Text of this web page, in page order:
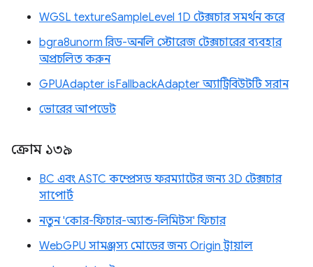
WGSL textureSampleLevel 1D টেক্সচার সমর্থন করে
bgra8unorm রিড-অনলি স্টোরেজ টেক্সচারের ব্যবহার
অপ্রচলিত করুন
GPUAdapter isFallbackAdapter অ্যাট্রিবিউটটি সরান
ভোরের আপডেট
ক্রোম ১৩৯
BC এবং ASTC কম্প্রেসড ফরম্যাটের জন্য 3D টেক্সচার
সাপোর্ট
নতুন 'কোর-ফিচার-অ্যান্ড-লিমিটস' ফিচার
WebGPU সামঞ্জস্য মোডের জন্য Origin ট্রায়াল